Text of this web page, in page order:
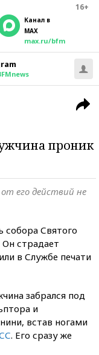
16+
Канал в
MAX
max.ru/bfm
проник
его действий не
собора Святого
страдает
в Службе печати
забрался под
и
встав ногами
. Его сразу же